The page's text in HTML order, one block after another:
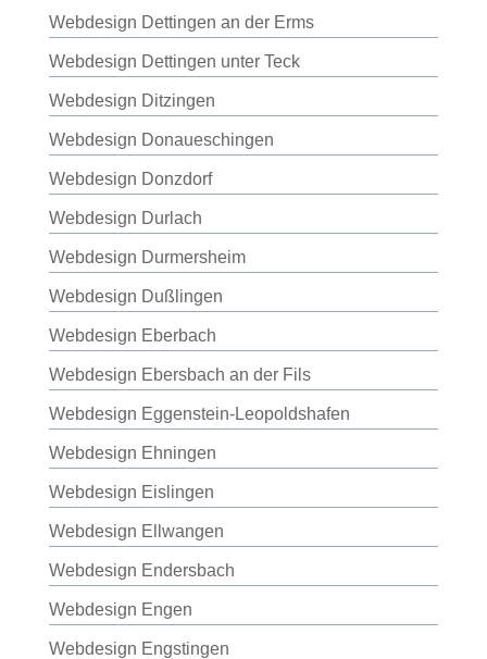
Webdesign Dettingen an der Erms
Webdesign Dettingen unter Teck
Webdesign Ditzingen
Webdesign Donaueschingen
Webdesign Donzdorf
Webdesign Durlach
Webdesign Durmersheim
Webdesign Dußlingen
Webdesign Eberbach
Webdesign Ebersbach an der Fils
Webdesign Eggenstein-Leopoldshafen
Webdesign Ehningen
Webdesign Eislingen
Webdesign Ellwangen
Webdesign Endersbach
Webdesign Engen
Webdesign Engstingen